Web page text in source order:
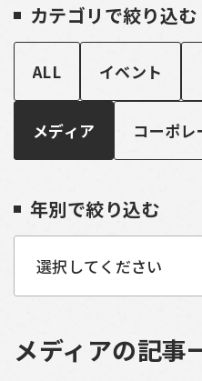
カテゴリで絞り込む
ALL イベント
メディア コーポレ
年別で絞り込む
メディアの記事